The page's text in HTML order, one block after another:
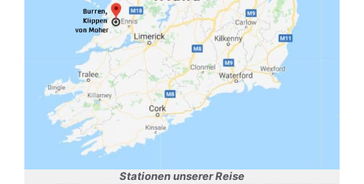
Stationen unserer Reise